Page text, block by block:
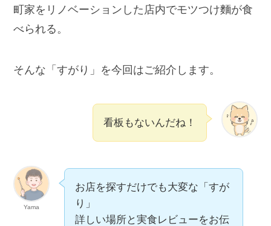
町家をリノベーションした店内でモツつけ麵が食
べられる。
そんな「すがり」を今回はご紹介します。
看板もないんだね！
Yama
お店を探すだけでも大変な「すが
り」
詳しい場所と実食レビューをお伝